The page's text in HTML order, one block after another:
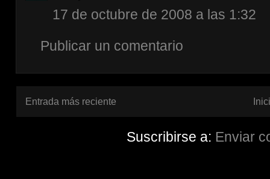
17 de octubre de 2008 a las 1:32
Publicar un comentario
Entrada más reciente
Suscribirse a: Enviar